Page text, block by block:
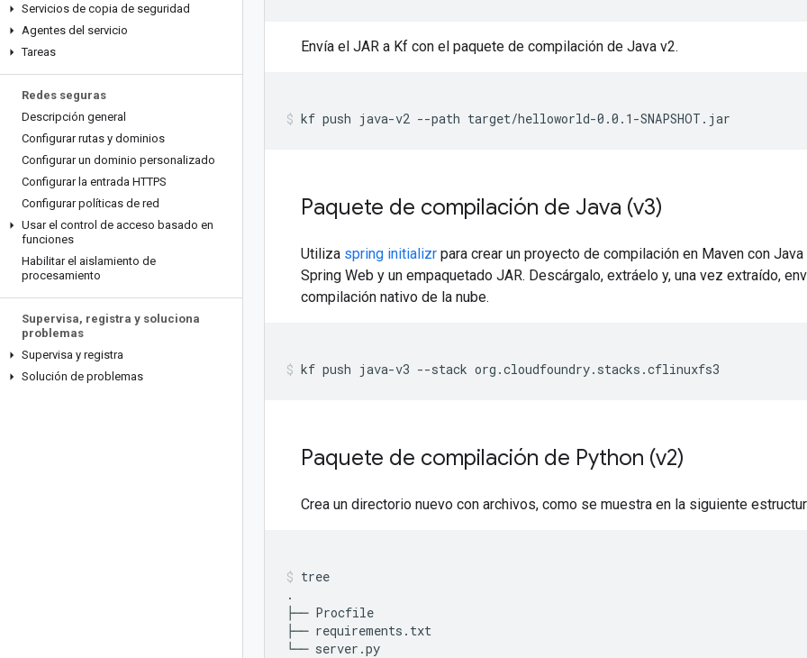
Servicios de copia de seguridad
Agentes del servicio
Tareas
Redes seguras
Descripción general
Configurar rutas y dominios
Configurar un dominio personalizado
Configurar la entrada HTTPS
Configurar políticas de red
Usar el control de acceso basado en
funciones
Habilitar el aislamiento de
procesamiento
Supervisa, registra y soluciona
problemas
Supervisa y registra
Solución de problemas
Envía el JAR a Kf con el paquete de compilación de Java v2.
kf push java-v2 --path target/helloworld-0.0.1-SNAPSHOT.jar
Paquete de compilación de Java (v3)
Utiliza spring initializr para crear un proyecto de compilación en Maven con
Spring Web y un empaquetado JAR. Descárgalo, extráelo y, una vez extraído,
compilación nativo de la nube.
kf push java-v3 --stack org.cloudfoundry.stacks.cflinuxfs3
Paquete de compilación de Python (v2)
Crea un directorio nuevo con archivos, como se muestra en la siguiente
tree
.
├── Procfile
├── requirements.txt
└── server.py